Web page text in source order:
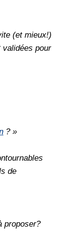
(et mieux!)
pour
? »
de
proposer?